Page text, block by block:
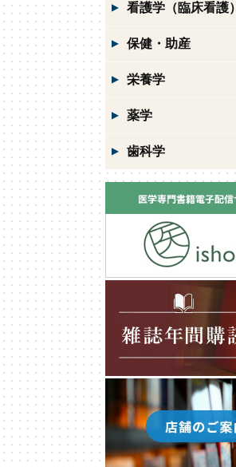
看護学（臨床看護）
保健・助産
栄養学
薬学
歯科学